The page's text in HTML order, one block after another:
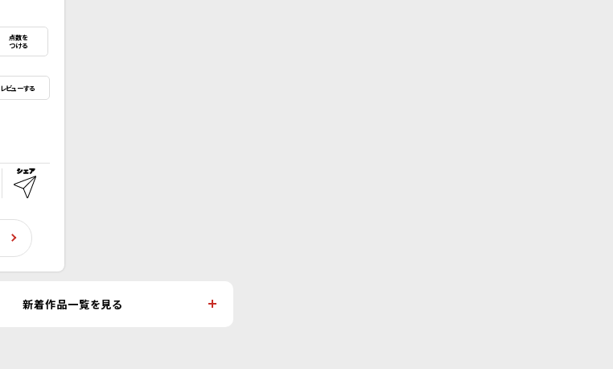
点数を
つける
レビューする
新着作品一覧を見る